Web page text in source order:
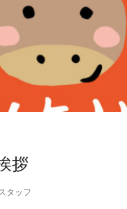
拶
タッフ